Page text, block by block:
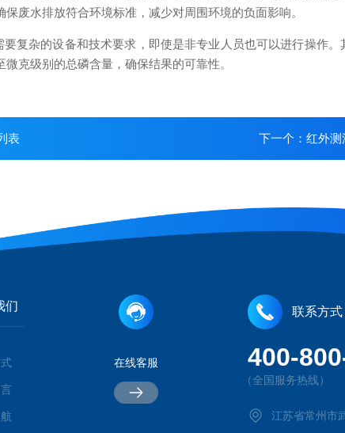
废水排放符合环境标准，减少对周围环境的负面影响。
杂的设备和技术要求，即使是非专业人员也可以进行操作。
克级别的总磷含量，确保结果的可靠性。
表 下一个： 红外测
们
在线客服
联系方式
400-
（全国服务热线）
江苏省常州市